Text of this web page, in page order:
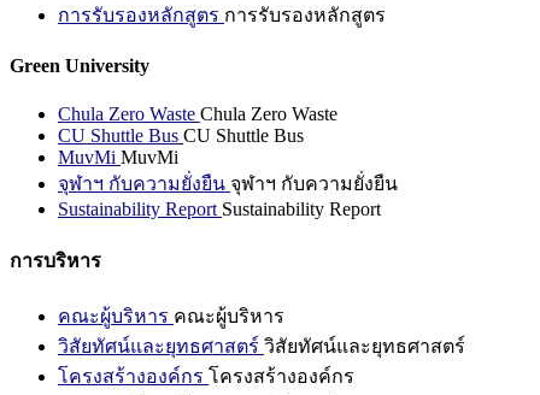
การรับรองหลักสูตร การรับรองหลักสูตร
Green University
Chula Zero Waste Chula Zero Waste
CU Shuttle Bus CU Shuttle Bus
MuvMi MuvMi
จุฬาฯ กับความยั่งยืน จุฬาฯ กับความยั่งยืน
Sustainability Report Sustainability Report
การบริหาร
คณะผู้บริหาร คณะผู้บริหาร
วิสัยทัศน์และยุทธศาสตร์ วิสัยทัศน์และยุทธศาสตร์
โครงสร้างองค์กร โครงสร้างองค์กร